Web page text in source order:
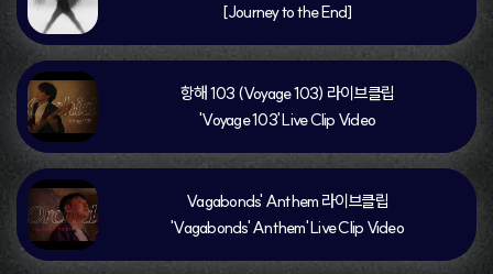
[Journey to the End]
항해 103 (Voyage 103) 라이브클립
'Voyage 103' Live Clip Video
Vagabonds' Anthem 라이브클립
'Vagabonds' Anthem' Live Clip Video